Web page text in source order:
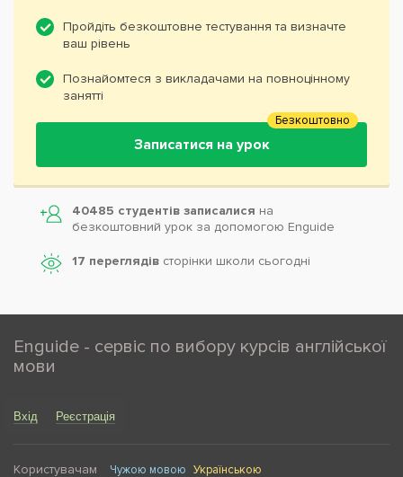
Пройдіть безкоштовне тестування та визначте
ваш рівень
Познайомтеся з викладачами на повноцінному
занятті
Записатися на урок
Безкоштовно
40485 студентів записалися на
безкоштовний урок за допомогою Enguide
17 переглядів сторінки школи cьогодні
Enguide - сервіс по вибору курсів англійської
мови
Вхід Реєстрація
Користувачам Чужою мовою Українською